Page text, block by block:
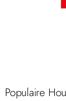
Populaire